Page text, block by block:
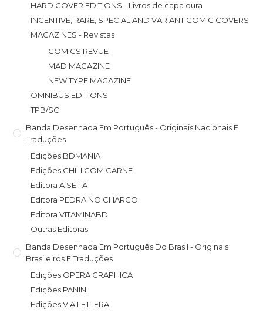
HARD COVER EDITIONS - Livros de capa dura
INCENTIVE, RARE, SPECIAL AND VARIANT COMIC COVERS
MAGAZINES - Revistas
COMICS REVUE
MAD MAGAZINE
NEW TYPE MAGAZINE
OMNIBUS EDITIONS
TPB/SC
Banda Desenhada Em Português - Originais Nacionais E
Traduções
Edições BDMANIA
Edições CHILI COM CARNE
Editora A SEITA
Editora PEDRA NO CHARCO
Editora VITAMINABD
Outras Editoras
Banda Desenhada Em Português Do Brasil - Originais
Brasileiros E Traduções
Edições OPERA GRAPHICA
Edições PANINI
Edições VIA LETTERA